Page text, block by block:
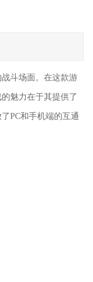
斗场面。在这款游
魅力在于其提供了
PC和手机端的互通